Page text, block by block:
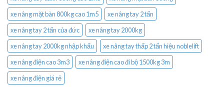
xe nâng mặt bàn 800kg cao 1m5
xe nâng tay 2 tấn
xe nâng tay 2 tấn của đức
xe nâng tay 2000kg
xe nâng tay 2000kg nhập khẩu
xe nâng tay thấp 2 tấn hiệu noblelift
xe nâng điện cao 3m3
xe nâng điện cao đi bộ 1500kg 3m
xe nâng điện giá rẻ